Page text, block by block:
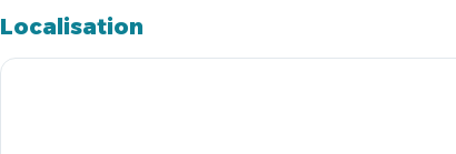
Localisation